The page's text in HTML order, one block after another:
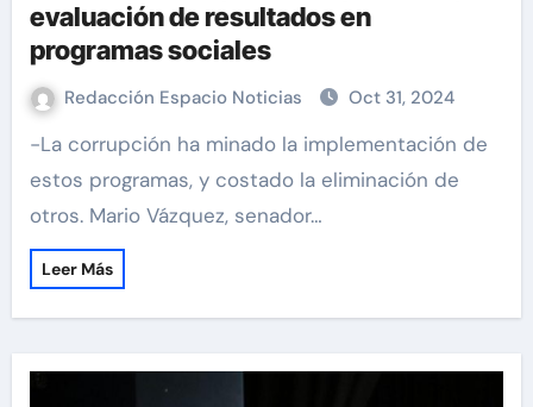
evaluación de resultados en
programas sociales
Redacción Espacio Noticias Oct 31, 2024
-La corrupción ha minado la implementación de
estos programas, y costado la eliminación de
otros. Mario Vázquez, senador…
Leer Más